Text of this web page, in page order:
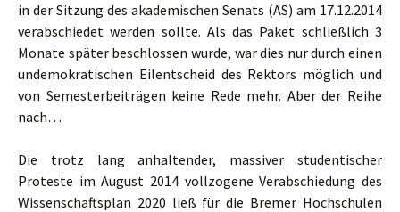
in der Sitzung des akademischen Senats (AS) am 17.12.2014
verabschiedet werden sollte. Als das Paket schließlich 3
Monate später beschlossen wurde, war dies nur durch einen
undemokratischen Eilentscheid des Rektors möglich und
von Semesterbeiträgen keine Rede mehr. Aber der Reihe
nach…
Die trotz lang anhaltender, massiver studentischer
Proteste im August 2014 vollzogene Verabschiedung des
Wissenschaftsplan 2020 ließ für die Bremer Hochschulen